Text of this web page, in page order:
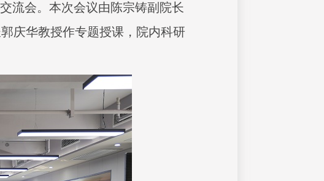
流会。本次会议由陈宗铸副院长
庆华教授作专题授课，院内科研